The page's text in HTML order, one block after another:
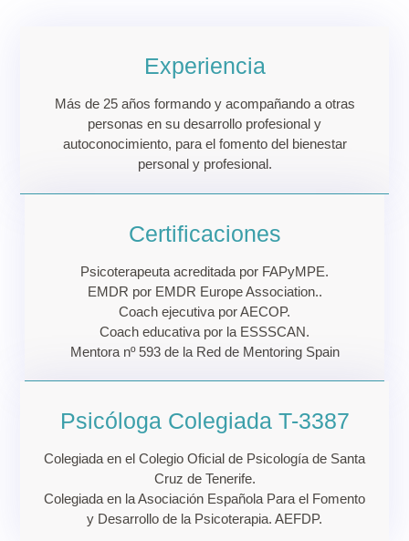
Experiencia
Más de 25 años formando y acompañando a otras
personas en su desarrollo profesional y
autoconocimiento, para el fomento del bienestar
personal y profesional.
Certificaciones
Psicoterapeuta acreditada por FAPyMPE.
EMDR por EMDR Europe Association..
Coach ejecutiva por AECOP.
Coach educativa por la ESSSCAN.
Mentora nº 593 de la Red de Mentoring Spain
Psicóloga Colegiada T-3387
Colegiada en el Colegio Oficial de Psicología de Santa
Cruz de Tenerife.
Colegiada en la Asociación Española Para el Fomento
y Desarrollo de la Psicoterapia. AEFDP.